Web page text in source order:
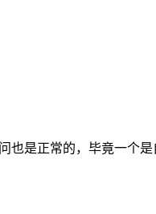
正常的，毕竟一个